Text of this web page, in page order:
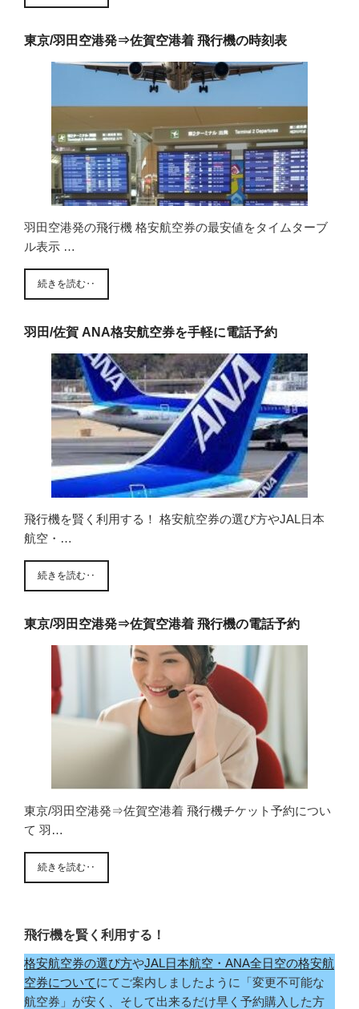
東京/羽田空港発⇒佐賀空港着 飛行機の時刻表
羽田空港発の飛行機 格安航空券の最安値をタイムターブ
ル表示 …
続きを読む‥
羽田/佐賀 ANA格安航空券を手軽に電話予約
飛行機を賢く利用する！ 格安航空券の選び方やJAL日本
航空・…
続きを読む‥
東京/羽田空港発⇒佐賀空港着 飛行機の電話予約
東京/羽田空港発⇒佐賀空港着 飛行機チケット予約につい
て 羽…
続きを読む‥
飛行機を賢く利用する！
格安航空券の選び方やJAL日本航空・ANA全日空の格安航
空券についてにてご案内しましたように「変更不可能な
航空券」が安く、そして出来るだけ早く予約購入した方